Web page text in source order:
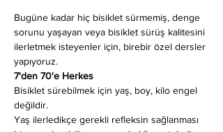
Bugüne kadar hiç bisiklet sürmemiş, denge
sorunu yaşayan veya bisiklet sürüş kalitesini
ilerletmek isteyenler için, birebir özel dersler
yapıyoruz.
7'den 70'e Herkes
Bisiklet sürebilmek için yaş, boy, kilo engel
değildir.
Yaş ilerledikçe gerekli refleksin sağlanması